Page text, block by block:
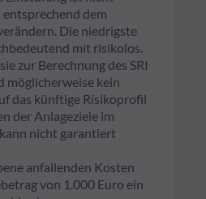
dem
Die niedrigste
mit risikolos.
zur Berechnung des SRI
möglicherweise kein
das künftige Risikoprofil
der Anlageziele im
nicht garantiert
anfallenden Kosten
von 1.000 Euro ein